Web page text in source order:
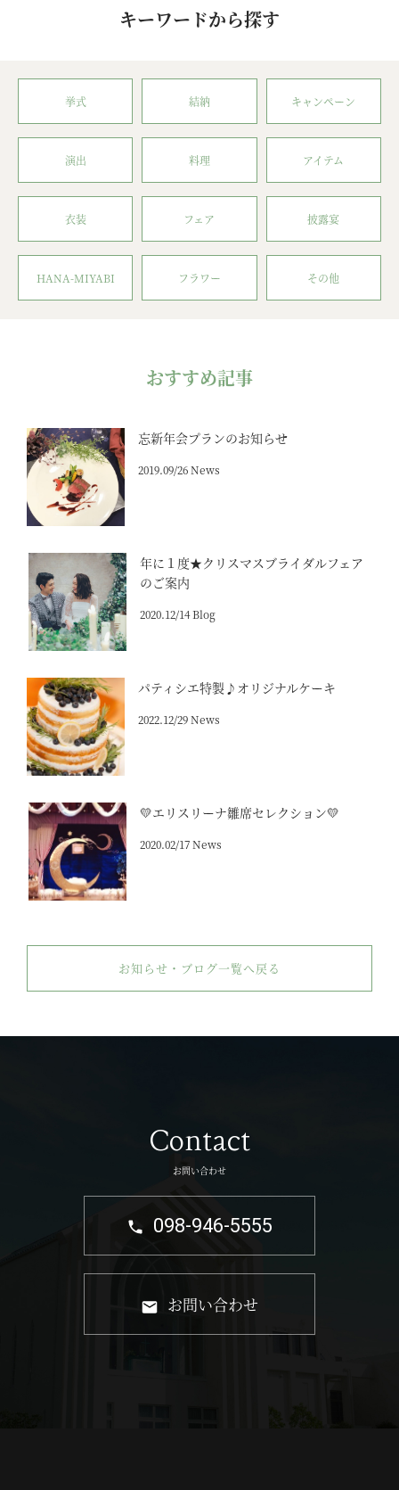
キーワードから探す
挙式 結納 キャンペーン
演出 料理 アイテム
衣装 フェア 披露宴
HANA-MIYABI フラワー その他
おすすめ記事
忘新年会プランのお知らせ
2019.09/26 News
年に１度★クリスマスブライダルフェア
のご案内
2020.12/14 Blog
パティシエ特製♪オリジナルケーキ
2022.12/29 News
💛エリスリーナ雛席セレクション💛
2020.02/17 News
お知らせ・ブログ一覧へ戻る
Contact
お問い合わせ
098-946-5555
お問い合わせ